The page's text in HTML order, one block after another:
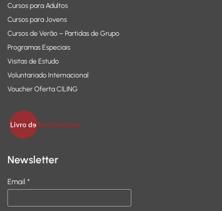
Cursos para Adultos
Cursos para Jovens
Cursos de Verão – Partidas de Grupo
Programas Especiais
Visitas de Estudo
Voluntariado Internacional
Voucher Oferta CILING
Newsletter
Email *